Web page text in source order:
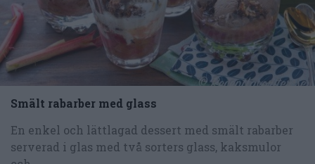
Smält rabarber med glass
En enkel och lättlagad dessert med smält rabarber
serverad i glas med två sorters glass, kaksmulor